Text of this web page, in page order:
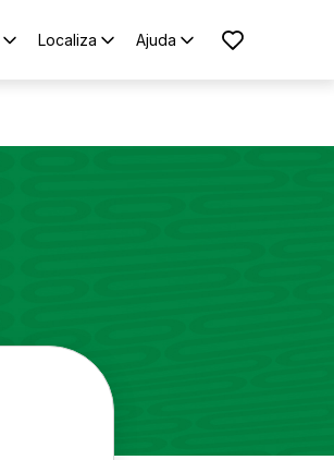
Localiza Ajuda